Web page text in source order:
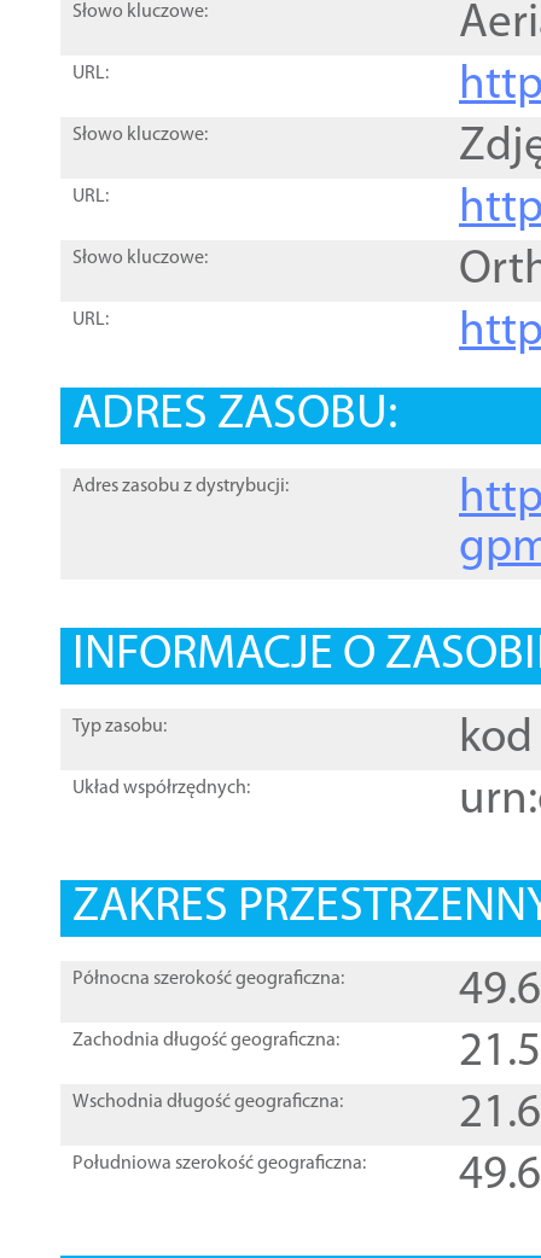
Słowo kluczowe:
URL:
Słowo kluczowe:
URL:
Słowo kluczowe:
URL:
ADRES ZASOBU:
Adres zasobu z dystrybucji:
INFORMACJE O
Typ zasobu: kod
Układ współrzędnych:
ZAKRES
Północna szerokość geograficzna:
Zachodnia długość geograficzna:
Wschodnia długość geograficzna:
Południowa szerokość geograficzna: